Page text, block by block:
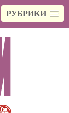
РУБРИКИ